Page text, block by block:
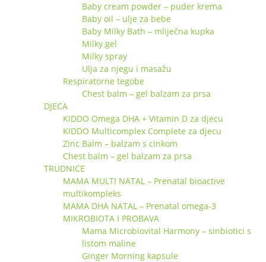
Baby cream powder – puder krema
Baby oil – ulje za bebe
Baby Milky Bath – mliječna kupka
Milky gel
Milky spray
Ulja za njegu i masažu
Respiratorne tegobe
Chest balm – gel balzam za prsa
DJECA
KIDDO Omega DHA + Vitamin D za djecu
KIDDO Multicomplex Complete za djecu
Zinc Balm – balzam s cinkom
Chest balm – gel balzam za prsa
TRUDNICE
MAMA MULTI NATAL – Prenatal bioactive
multikompleks
MAMA DHA NATAL – Prenatal omega-3
MIKROBIOTA I PROBAVA
Mama Microbiovital Harmony – sinbiotici s
listom maline
Ginger Morning kapsule